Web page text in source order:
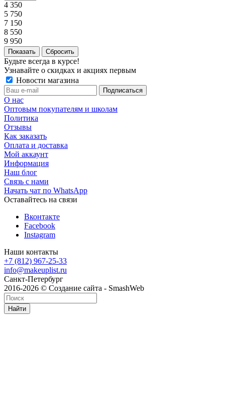
4 350
5 750
7 150
8 550
9 950
Сбросить
Будьте всегда в курсе!
Узнавайте о скидках и акциях первым
Новости магазина
О нас
Оптовым покупателям и школам
Политика
Отзывы
Как заказать
Оплата и доставка
Мой аккаунт
Информация
Наш блог
Связь с нами
Начать чат по WhatsApp
Оставайтесь на связи
Вконтакте
Facebook
Instagram
Наши контакты
+7 (812) 967-25-33
info@makeuplist.ru
Санкт-Петербург
2016-2026 © Создание сайта - SmashWeb
Найти